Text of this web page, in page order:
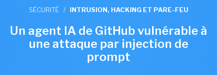
SÉCURITÉ / INTRUSION, HACKING ET PARE-FEU
Un agent IA de GitHub vulnérable à
une attaque par injection de
prompt